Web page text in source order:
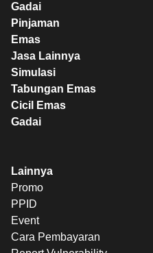
Gadai
Pinjaman
Emas
Jasa Lainnya
Simulasi
Tabungan Emas
Cicil Emas
Gadai
Lainnya
Promo
PPID
Event
Cara Pembayaran